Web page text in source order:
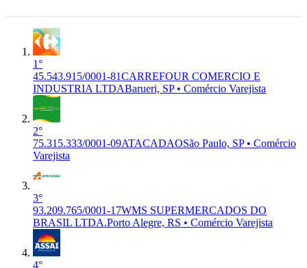
1°
45.543.915/0001-81CARREFOUR COMERCIO E
INDUSTRIA LTDABarueri, SP • Comércio Varejista
2°
75.315.333/0001-09ATACADAOSão Paulo, SP • Comércio
Varejista
3°
93.209.765/0001-17WMS SUPERMERCADOS DO
BRASIL LTDA.Porto Alegre, RS • Comércio Varejista
4°